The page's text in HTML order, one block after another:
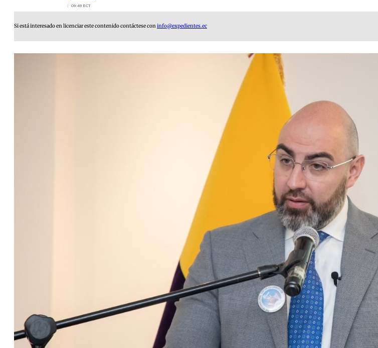
09:49 ECT
Si está interesado en licenciar este contenido contáctese coninfo@expedientes.ec